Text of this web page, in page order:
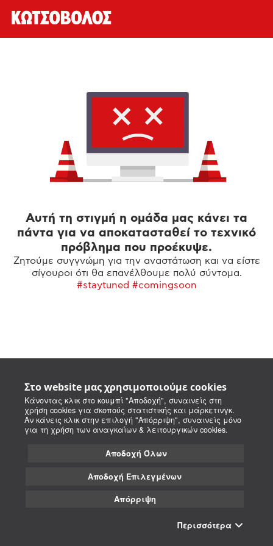
Στο website μας χρησιμοποιούμε cookies
Κάνοντας κλικ στο κουμπί "Αποδοχή", συναινείς στη
χρήση cookies για σκοπούς στατιστικής και μάρκετινγκ.
Αν κάνεις κλικ στην επιλογή "Απόρριψη", συναινείς μόνο
για τη χρήση των αναγκαίων & λειτουργικών cookies.
Αποδοχή Όλων
Αποδοχή Επιλεγμένων
Απόρριψη
Περισσότερα
Αυτή τη στιγμή η ομάδα μας κάνει τα
πάντα για να αποκατασταθεί το τεχνικό
πρόβλημα που προέκυψε.
Ζητούμε συγγνώμη για την αναστάτωση και να είστε
σίγουροι ότι θα επανέλθουμε πολύ σύντομα.
#staytuned #comingsoon